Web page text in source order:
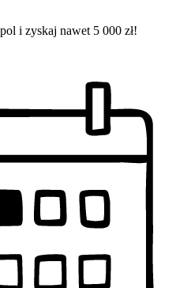
i zyskaj nawet 5 000 zł!